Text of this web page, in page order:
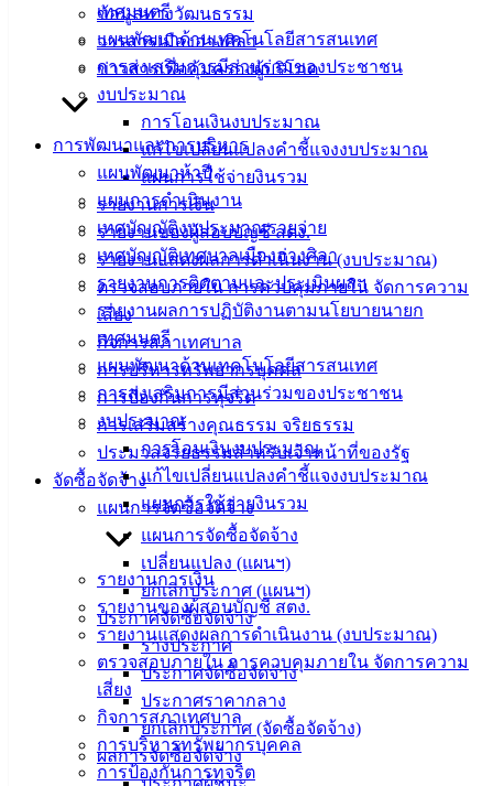
เทศมนตรี
แผนพัฒนาด้านเทคโนโลยีสารสนเทศ
การส่งเสริมการมีส่วนร่วมของประชาชน
งบประมาณ
การโอนเงินงบประมาณ
แก้ไขเปลี่ยนแปลงคำชี้แจงงบประมาณ
แผนการใช้จ่ายงินรวม
รายงานการเงิน
รายงานของผู้สอบบัญชี สตง.
รายงานแสดงผลการดำเนินงาน (งบประมาณ)
ตรวจสอบภายใน การควบคุมภายใน จัดการความ
เสี่ยง
กิจการสภาเทศบาล
การบริหารทรัพยากรบุคคล
การป้องกันการทุจริต
การเสริมสร้างคุณธรรม จริยธรรม
ประมวลจริยธรรมสำหรับเจ้าหน้าที่ของรัฐ
จัดซื้อจัดจ้าง
แผนการจัดซื้อจัดจ้าง
แผนการจัดซื้อจัดจ้าง
เปลี่ยนแปลง (แผนฯ)
ยกเลิกประกาศ (แผนฯ)
ประกาศจัดซื้อจัดจ้าง
ร่างประกาศ
ประกาศจัดซื้อจัดจ้าง
ประกาศราคากลาง
ยกเลิกประกาศ (จัดซื้อจัดจ้าง)
ผลการจัดซื้อจัดจ้าง
ข้อมูลทางวัฒนธรรม
วารสารเมืองอ่างศิลา
ข่าวสารเพื่อคุ้มครองผู้บริโภค
การพัฒนาและการบริหาร
แผนพัฒนาห้าปี
แผนการดำเนินงาน
เทศบัญญัติงบประมาณรายจ่าย
เทศบัญญัติเทศบาลเมืองอ่างศิลา
รายงานการติดตามและประเมินผลฯ
รายงานผลการปฏิบัติงานตามนโยบายนายก
เทศมนตรี
แผนพัฒนาด้านเทคโนโลยีสารสนเทศ
การส่งเสริมการมีส่วนร่วมของประชาชน
งบประมาณ
การโอนเงินงบประมาณ
แก้ไขเปลี่ยนแปลงคำชี้แจงงบประมาณ
แผนการใช้จ่ายงินรวม
รายงานการเงิน
รายงานของผู้สอบบัญชี สตง.
รายงานแสดงผลการดำเนินงาน (งบประมาณ)
ตรวจสอบภายใน การควบคุมภายใน จัดการความ
เสี่ยง
กิจการสภาเทศบาล
การบริหารทรัพยากรบุคคล
การป้องกันการทุจริต
ข้อมูล
ข่าวสาร
อิเล็กทรอนิกส์
องค์
(Knowledge
Management)
เทศบาล
สายตรง
นายก
ประวัติ
เทศบาล
ผู้บริหาร
และ
หัวหน้า
ส่วน
ราชการ
เทศบาล
สงวนลิขสิทธิ์ © 2563 เทศบาลเมืองอ่างศิลา จังหวัดชลบุรี |
angsilacity.go.th | Powered byBuuscript